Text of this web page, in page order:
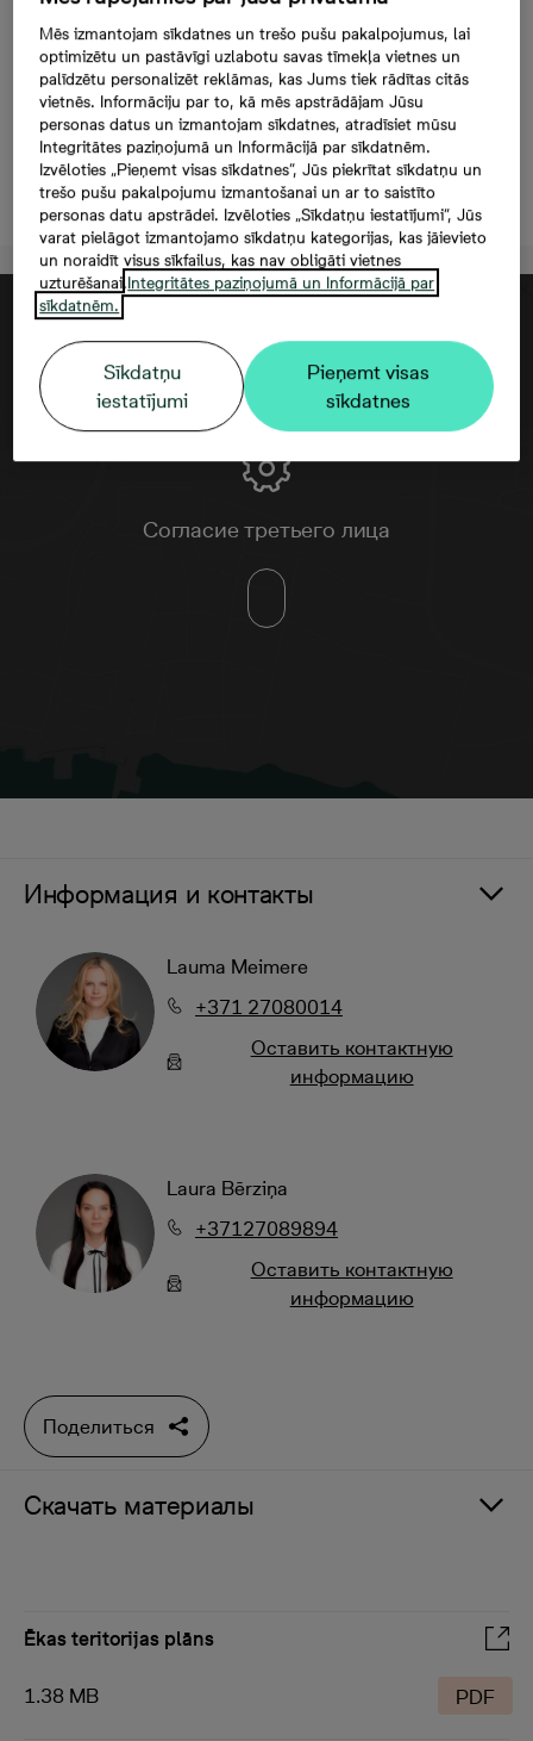
Evalda Valtera 44C-21,
162 000 €, 3 комнаты,
69 м²
Oставить контактную информацию
Согласие третьего лица
Информация и контакты
Lauma Meimere
+371 27080014
Oставить контактную
информацию
Laura Bērziņa
+37127089894
Oставить контактную
информацию
Поделиться
Скачать материалы
Ēkas teritorijas plāns
1.38 MB PDF
Mēs izmantojam sīkdatnes un trešo pušu pakalpojumus, lai
optimizētu un pastāvīgi uzlabotu savas tīmekļa vietnes un
palīdzētu personalizēt reklāmas, kas Jums tiek rādītas citās
vietnēs. Informāciju par to, kā mēs apstrādājam Jūsu
personas datus un izmantojam sīkdatnes, atradīsiet mūsu
Integritātes paziņojumā un Informācijā par sīkdatnēm.
Izvēloties „Pieņemt visas sīkdatnes”, Jūs piekrītat sīkdatņu un
trešo pušu pakalpojumu izmantošanai un ar to saistīto
personas datu apstrādei. Izvēloties „Sīkdatņu iestatījumi”, Jūs
varat pielāgot izmantojamo sīkdatņu kategorijas, kas jāievieto
un noraidīt visus sīkfailus, kas nav obligāti vietnes
uzturēšanai.Integritātes paziņojumā un Informācijā par
sīkdatnēm.
Sīkdatņu
iestatījumi
Pieņemt visas
sīkdatnes